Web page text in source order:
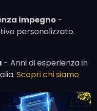
impegno -
personalizzato.
- Anni di esperienza in
Scopri chi siamo